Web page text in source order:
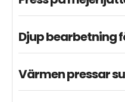
Djup bearbetning
Värmen pressar